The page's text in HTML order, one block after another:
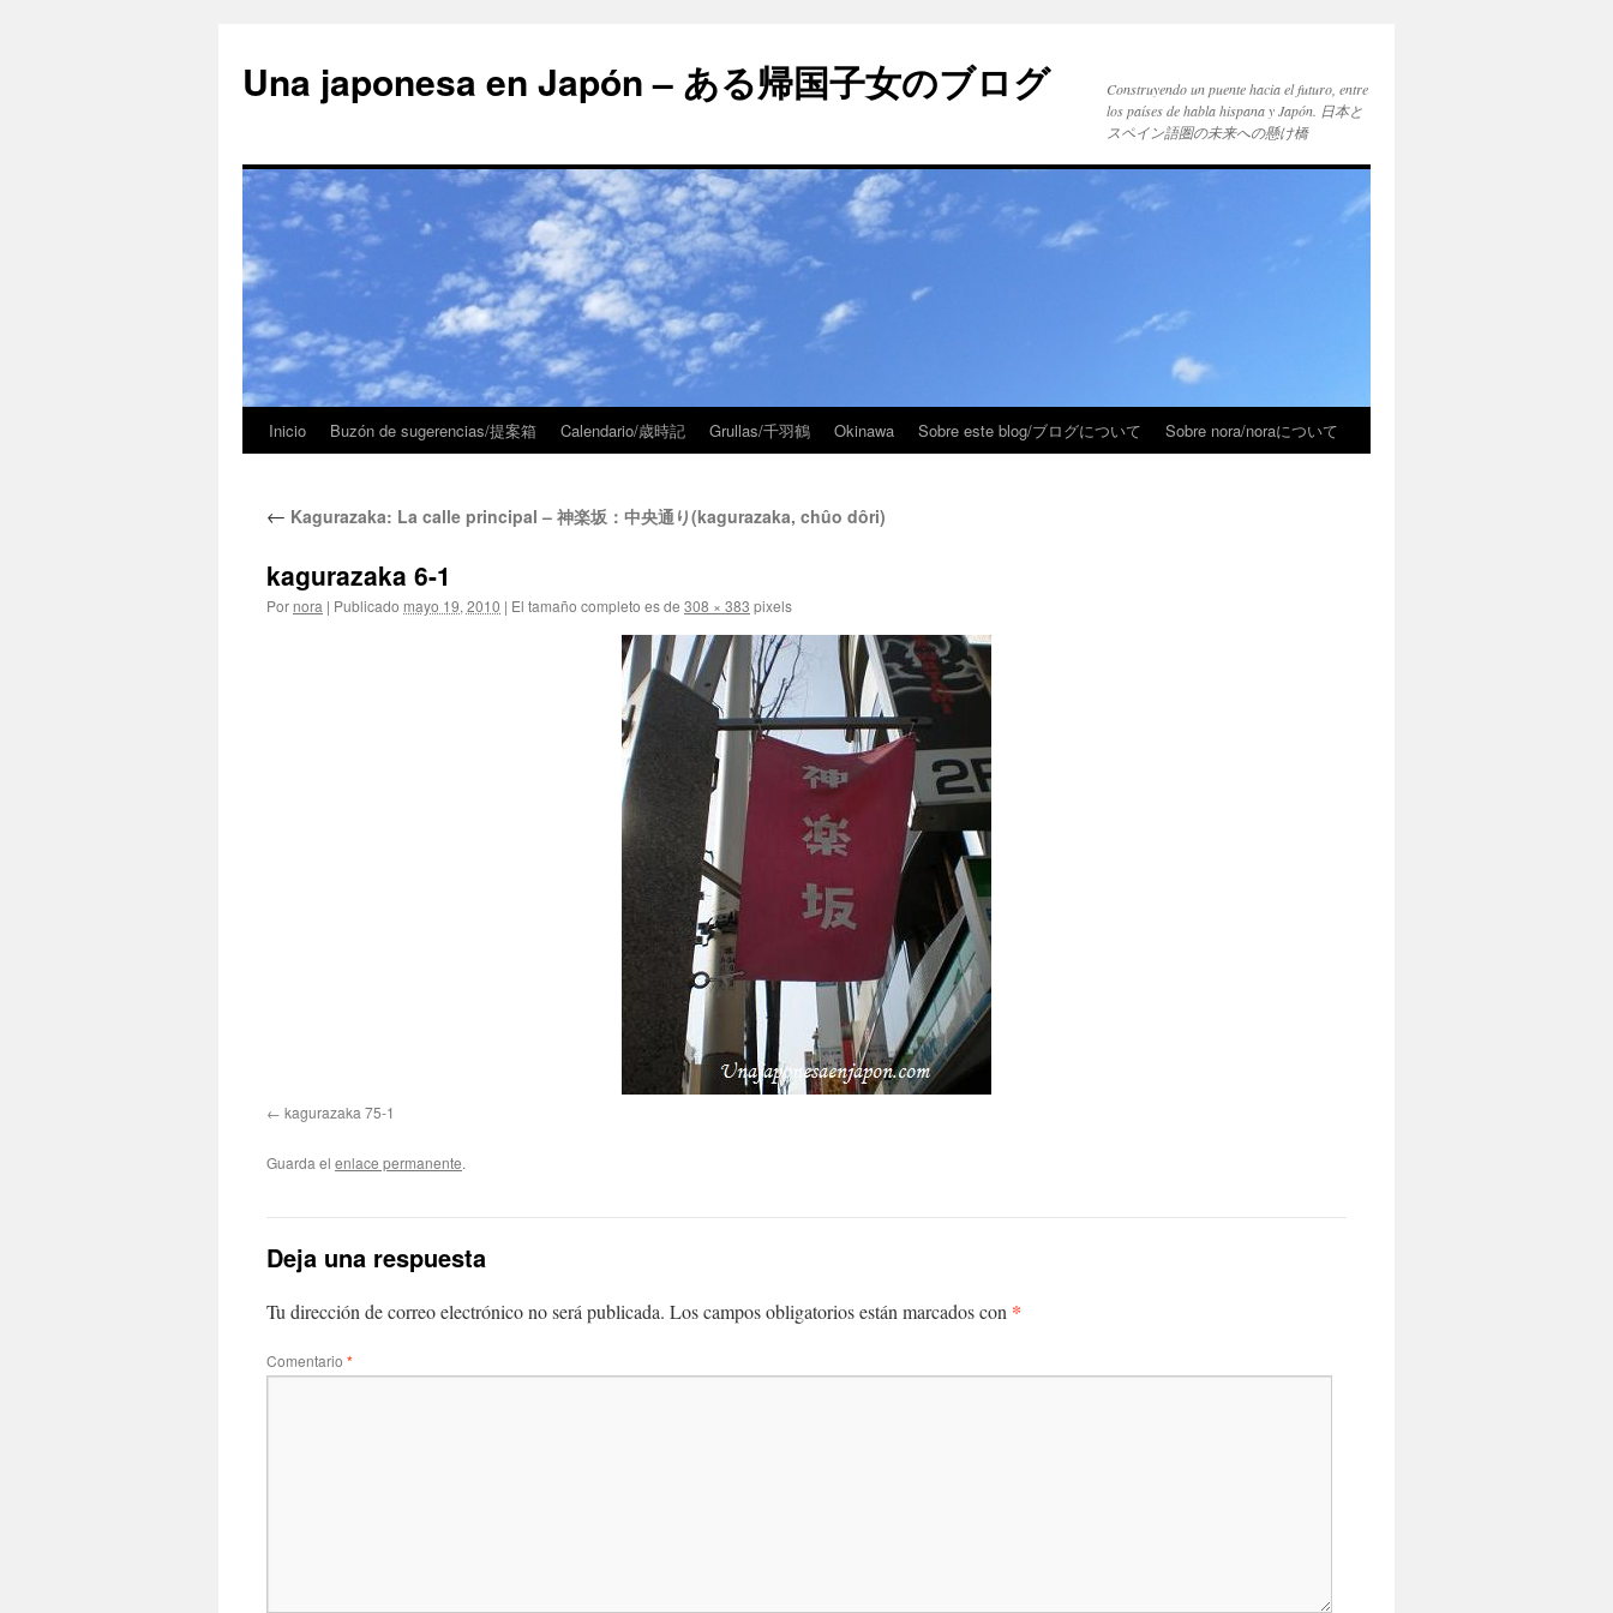
Una japonesa en Japón – ある帰国子女のブログ
Construyendo un puente hacia el futuro, entre
los países de habla hispana y Japón. 日本と
スペイン語圏の未来への懸け橋
Inicio Buzón de sugerencias/提案箱 Calendario/歳時記 Grullas/千羽鶴 Okinawa Sobre este blog/ブログについて Sobre nora/noraについて
← Kagurazaka: La calle principal – 神楽坂：中央通り(kagurazaka, chûo dôri)
kagurazaka 6-1
Por nora | Publicado mayo 19, 2010 | El tamaño completo es de 308 × 383 pixels
kagurazaka 75-1
Guarda el enlace permanente.
Deja una respuesta
Tu dirección de correo electrónico no será publicada. Los campos obligatorios están marcados con *
Comentario *